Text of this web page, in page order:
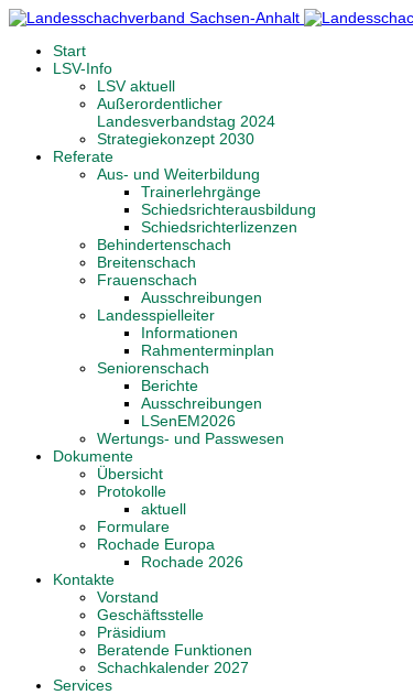
Start
LSV-Info
LSV aktuell
Außerordentlicher
Landesverbandstag 2024
Strategiekonzept 2030
Referate
Aus- und Weiterbildung
Trainerlehrgänge
Schiedsrichterausbildung
Schiedsrichterlizenzen
Behindertenschach
Breitenschach
Frauenschach
Ausschreibungen
Landesspielleiter
Informationen
Rahmenterminplan
Seniorenschach
Berichte
Ausschreibungen
LSenEM2026
Wertungs- und Passwesen
Dokumente
Übersicht
Protokolle
aktuell
Formulare
Rochade Europa
Rochade 2026
Kontakte
Vorstand
Geschäftsstelle
Präsidium
Beratende Funktionen
Schachkalender 2027
Services